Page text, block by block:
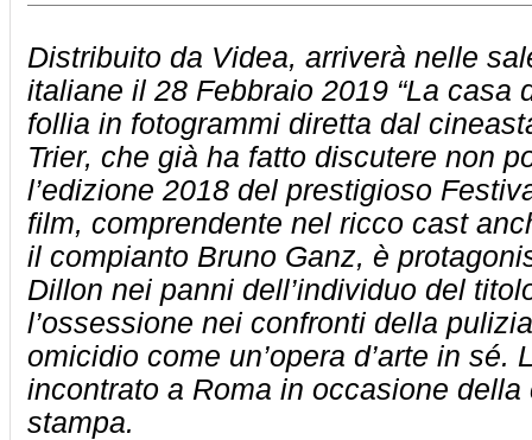
Distribuito da Videa, arriverà nelle
italiane il 28 Febbraio 2019 “La casa
follia in fotogrammi diretta dal
Trier, che già ha fatto discutere non
l’edizione 2018 del prestigioso
film, comprendente nel ricco cast
il compianto Bruno Ganz, è
Dillon nei panni dell’individuo del
l’ossessione nei confronti della
omicidio come un’opera d’arte in sé.
incontrato a Roma in occasione della
stampa.